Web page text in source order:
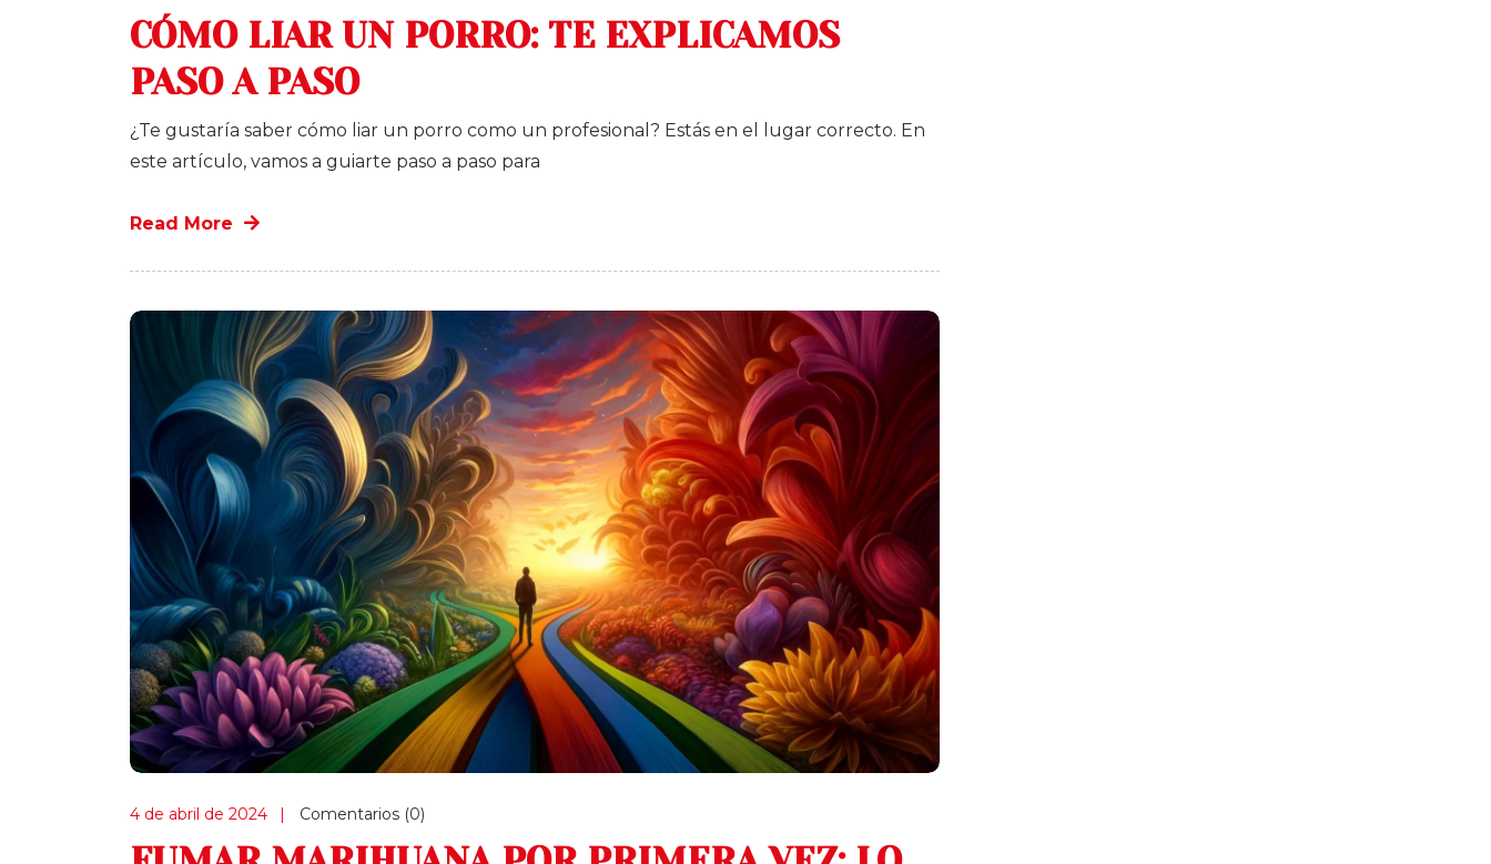
CÓMO LIAR UN PORRO: TE EXPLICAMOS
PASO A PASO
¿Te gustaría saber cómo liar un porro como un profesional? Estás en el lugar correcto. En
este artículo, vamos a guiarte paso a paso para
Read More
4 de abril de 2024 Comentarios (0)